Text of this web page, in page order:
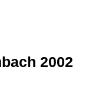
2002